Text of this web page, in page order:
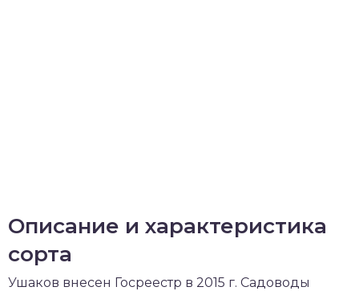
Описание и характеристика
сорта
Ушаков внесен Госреестр в 2015 г. Садоводы